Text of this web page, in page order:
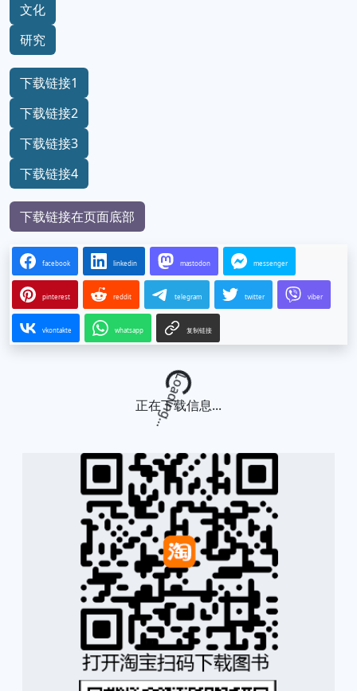
文化
研究
下载链接1
下载链接2
下载链接3
下载链接4
下载链接在页面底部
facebook linkedin mastodon messenger
pinterest reddit telegram twitter viber
vkontakte whatsapp 复制链接
Loading...
正在下载信息...